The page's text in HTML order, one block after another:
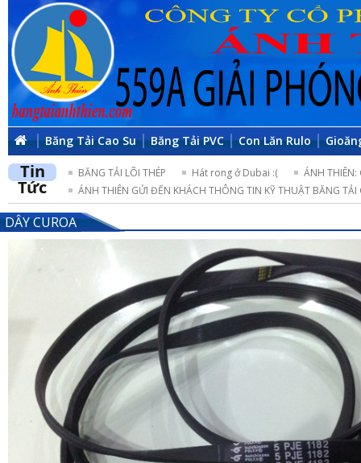
Băng Tải Cao Su Băng Tải PVC Con Lăn Rulo
Tin
Tức
BĂNG TẢI LÕI THÉP Hát rong ở Dubai :(
ÁNH THIÊN:
ÁNH THIÊN GỬI ĐẾN KHÁCH THÔNG TIN KỸ THUẬT BĂNG TẢI
DÂY CUROA